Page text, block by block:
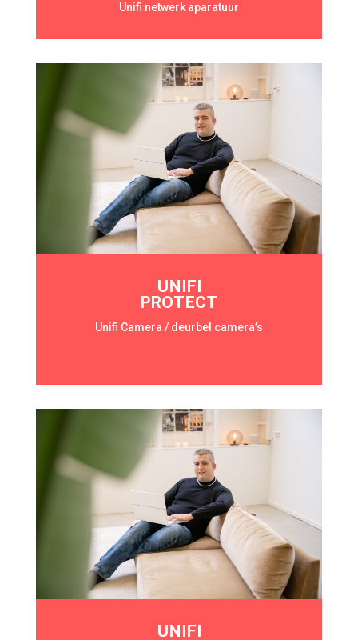
Unifi netwerk aparatuur
UNIFI
PROTECT
Unifi Camera / deurbel camera’s
UNIFI